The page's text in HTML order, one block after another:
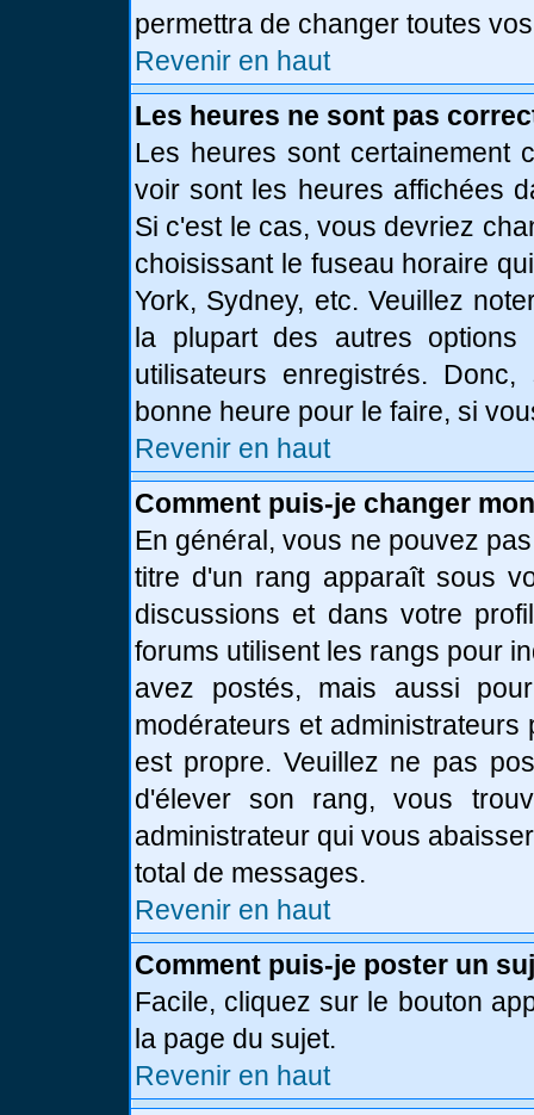
permettra de changer toutes
Revenir en haut
Les heures ne sont pas
Les heures sont certainement
voir sont les heures affichées
Si c'est le cas, vous devriez
choisissant le fuseau horaire
York, Sydney, etc. Veuillez
la plupart des autres
utilisateurs enregistrés.
bonne heure pour le faire, si
Revenir en haut
Comment puis-je changer
En général, vous ne pouvez
titre d'un rang apparaît sous
discussions et dans votre
forums utilisent les rangs pour
avez postés, mais aussi
modérateurs et
est propre. Veuillez ne pas
d'élever son rang, vous
administrateur qui vous
total de messages.
Revenir en haut
Comment puis-je poster un
Facile, cliquez sur le bouton
la page du sujet.
Revenir en haut